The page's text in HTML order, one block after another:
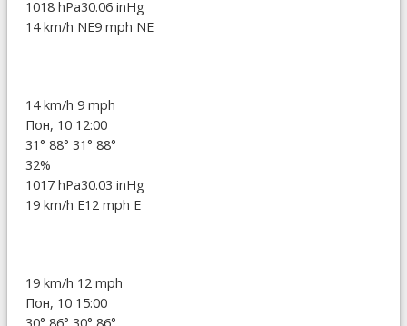
1018 hPa30.06 inHg
14 km/h NE9 mph NE
14 km/h 9 mph
Пон, 10 12:00
31° 88° 31° 88°
32%
1017 hPa30.03 inHg
19 km/h E12 mph E
19 km/h 12 mph
Пон, 10 15:00
30° 86° 30° 86°